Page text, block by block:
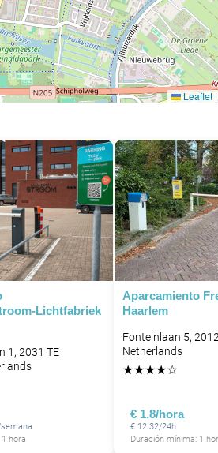
Leaflet |
Lichtfabriek
1, 2031 TE
hora
Aparcamiento
Haarlem
Fonteinlaan 5,
Netherlands
★★★★☆
€ 1.8/hora
€ 12.32/24h
Duración mínima: 1